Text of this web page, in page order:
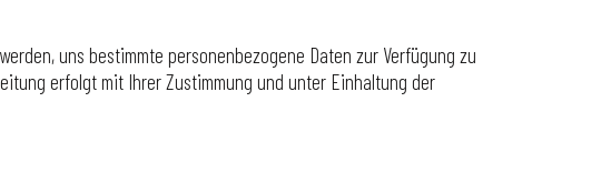
uns bestimmte personenbezogene Daten zur Verfügung zu
erfolgt mit Ihrer Zustimmung und unter Einhaltung der